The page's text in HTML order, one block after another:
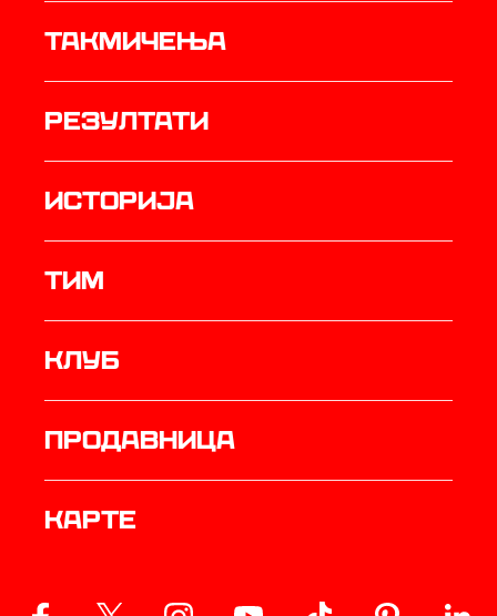
Такмичења
резултати
историја
ТИМ
Клуб
продавница
Карте